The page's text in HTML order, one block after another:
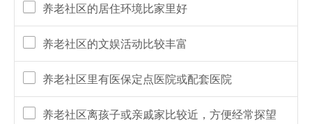
养老社区的居住环境比家里好
养老社区的文娱活动比较丰富
养老社区里有医保定点医院或配套医院
养老社区离孩子或亲戚家比较近，方便经常探望